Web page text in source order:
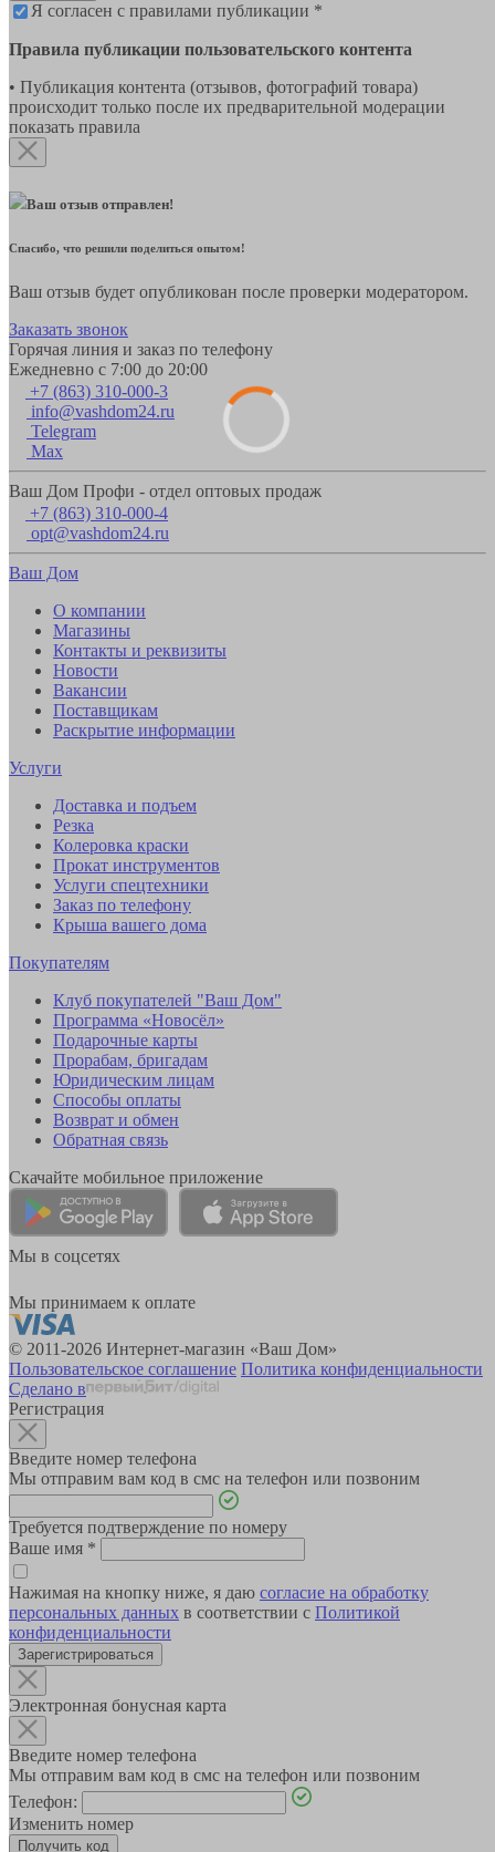
Я согласен с правилами публикации *
Правила публикации пользовательского контента
• Публикация контента (отзывов, фотографий товара)
происходит только после их предварительной модерации
показать правила
Ваш отзыв отправлен!
Спасибо, что решили поделиться опытом!
Ваш отзыв будет опубликован после проверки модератором.
Заказать звонок
Горячая линия и заказ по телефону
Ежедневно с 7:00 до 20:00
+7 (863) 310-000-3
info@vashdom24.ru
Telegram
Max
Ваш Дом Профи - отдел оптовых продаж
+7 (863) 310-000-4
opt@vashdom24.ru
Ваш Дом
О компании
Магазины
Контакты и реквизиты
Новости
Вакансии
Поставщикам
Раскрытие информации
Услуги
Доставка и подъем
Резка
Колеровка краски
Прокат инструментов
Услуги спецтехники
Заказ по телефону
Крыша вашего дома
Покупателям
Клуб покупателей "Ваш Дом"
Программа «Новосёл»
Подарочные карты
Прорабам, бригадам
Юридическим лицам
Способы оплаты
Возврат и обмен
Обратная связь
Скачайте мобильное приложение
Мы в соцсетях
Мы принимаем к оплате
© 2011-2026 Интернет-магазин «Ваш Дом»
Пользовательское соглашение Политика конфиденциальности
Сделано в
Регистрация
Введите номер телефона
Мы отправим вам код в смс на телефон или позвоним
Требуется подтверждение по номеру
Ваше имя *
Нажимая на кнопку ниже, я даю согласие на обработку
персональных данных в соответствии с Политикой
конфиденциальности
Зарегистрироваться
Электронная бонусная карта
Введите номер телефона
Мы отправим вам код в смс на телефон или позвоним
Телефон:
Изменить номер